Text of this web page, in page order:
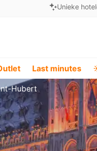
Unieke
Last minutes
Hubert